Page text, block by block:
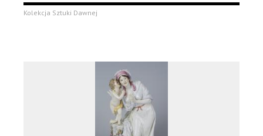
Kolekcja Sztuki Dawnej